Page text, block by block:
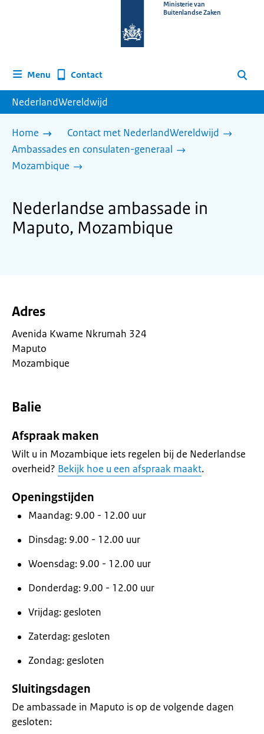
homepage
Ministerie van
Buitenlandse Zaken
Menu Contact Zoeken
NederlandWereldwijd
Home
Contact met NederlandWereldwijd
Ambassades en consulaten-generaal
Mozambique
Nederlandse ambassade in
Maputo, Mozambique
Adres
Avenida Kwame Nkrumah 324
Maputo
Mozambique
Balie
Afspraak maken
Wilt u in Mozambique iets regelen bij de Nederlandse
overheid? Bekijk hoe u een afspraak maakt.
Openingstijden
Maandag: 9.00 - 12.00 uur
Dinsdag: 9.00 - 12.00 uur
Woensdag: 9.00 - 12.00 uur
Donderdag: 9.00 - 12.00 uur
Vrijdag: gesloten
Zaterdag: gesloten
Zondag: gesloten
Sluitingsdagen
De ambassade in Maputo is op de volgende dagen
gesloten: